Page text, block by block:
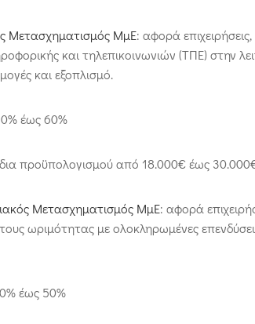
Μετασχηματισμός ΜμΕ: αφορά
και τηλεπικοινωνιών (ΤΠΕ) στην
και εξοπλισμό.
έως 60%
προϋπολογισμού από 18.000€ έως
Μετασχηματισμός ΜμΕ: αφορά
ωριμότητας με ολοκληρωμένες
έως 50%